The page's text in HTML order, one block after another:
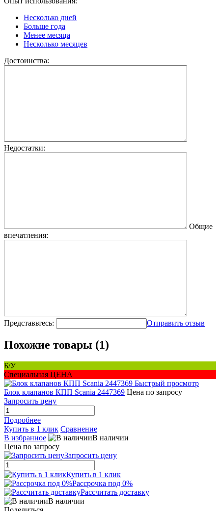
Несколько дней
Больше года
Менее месяца
Несколько месяцев
Достоинства:
Недостатки:
Общие
впечатления:
Представьтесь: Отправить отзыв
Похожие товары (1)
Б/У
Специальная ЦЕНА
Быстрый просмотр
Блок клапанов КПП Scania 2447369 Цена по запросу
Запросить цену
Подробнее
Купить в 1 клик Сравнение
В избранное
В наличии
Цена по запросу
Запросить цену
Купить в 1 клик
Рассрочка под 0%
Рассчитать доставку
В наличии